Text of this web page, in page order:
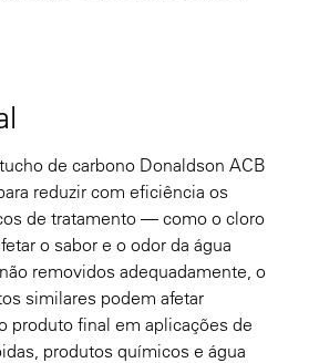
de carbono Donaldson ACB
reduzir com eficiência os
de tratamento — como o cloro
o sabor e o odor da água
removidos adequadamente, o
similares podem afetar
produto final em aplicações de
produtos químicos e água